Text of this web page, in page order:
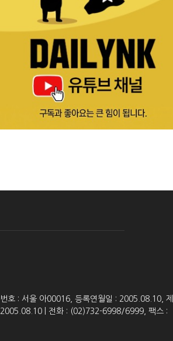
호 : 서울 아00016, 등록연월일 : 2005.08.10,
2005.08.10 | 전화 : (02)732-6998/6999, 팩스 :